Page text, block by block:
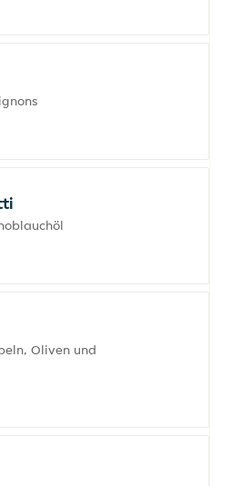
Oliven und